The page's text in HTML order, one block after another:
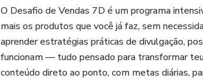
O Desafio de Vendas 7D é um programa
mais os produtos que você já faz, sem
aprender estratégias práticas de divulgação,
funcionam — tudo pensado para transformar
conteúdo direto ao ponto, com metas diárias,